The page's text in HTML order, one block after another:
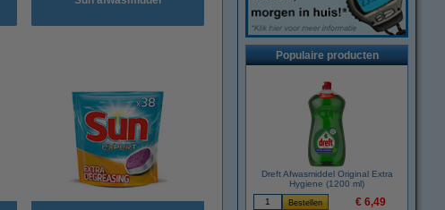
Populaire producten
Dreft Afwasmiddel Original Extra
Hygiene (1200 ml)
€ 6,49